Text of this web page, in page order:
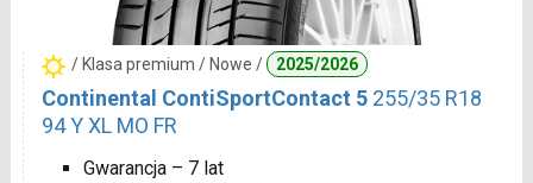
/ Klasa premium / Nowe / 2025/2026
Continental ContiSportContact 5 255/35 R18
94 Y XL MO FR
Gwarancja – 7 lat